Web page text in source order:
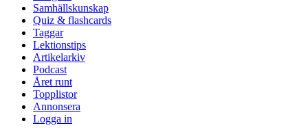
Samhällskunskap
Quiz & flashcards
Taggar
Lektionstips
Artikelarkiv
Podcast
Året runt
Topplistor
Annonsera
Logga in